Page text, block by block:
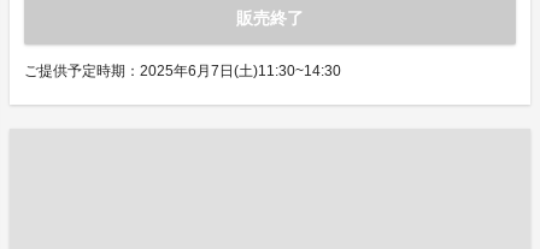
販売終了
ご提供予定時期：2025年6月7日(土)11:30~14:30